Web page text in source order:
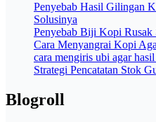
Penyebab Hasil Gilingan
Solusinya
Penyebab Biji Kopi Rusak
Cara Menyangrai Kopi
cara mengiris ubi agar
Strategi Pencatatan Stok
Blogroll